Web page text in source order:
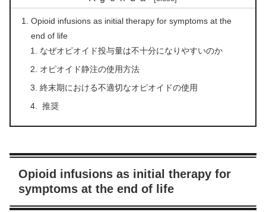
Opioid infusions as initial therapy for symptoms at the
end of life
なぜオピオイド投与量は不十分になりやすいのか
オピオイド静注の使用方法
終末期における不適切なオピオイドの使用
推奨
Opioid infusions as initial therapy for
symptoms at the end of life